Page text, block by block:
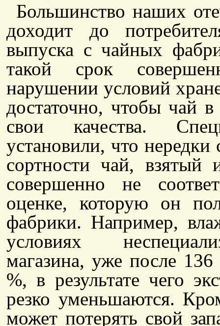
Большинство наших
доходит до
выпуска с чайных
такой срок
нарушении условий
достаточно, чтобы чай в
свои качества.
установили, что
сортности чай, взятый
совершенно не
оценке, которую он
фабрики. Например,
условиях
магазина, уже после
%, в результате чего
резко уменьшаются.
может потерять свой